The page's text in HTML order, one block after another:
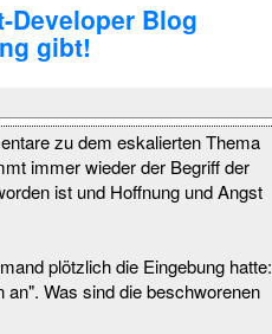
Developer Blog
gibt!
zu dem eskalierten Thema
immer wieder der Begriff der
ist und Hoffnung und Angst
plötzlich die Eingebung hatte:
Was sind die beschworenen